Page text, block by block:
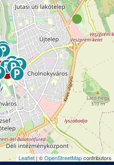
Leaflet| ©OpenStreetMapcontributors